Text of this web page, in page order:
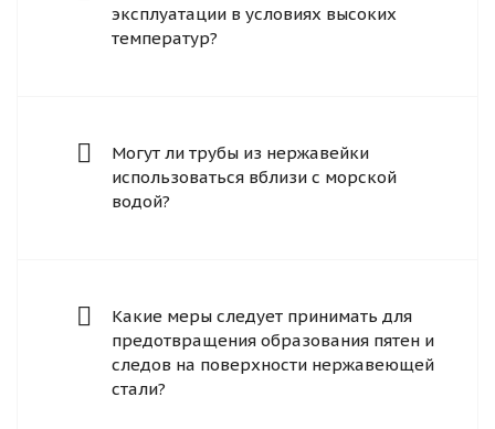
эксплуатации в условиях высоких
температур?
Могут ли трубы из нержавейки
использоваться вблизи с морской
водой?
Какие меры следует принимать для
предотвращения образования пятен и
следов на поверхности нержавеющей
стали?